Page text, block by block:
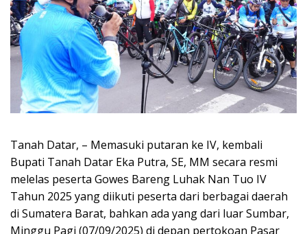
Tanah Datar, – Memasuki putaran ke IV, kembali
Bupati Tanah Datar Eka Putra, SE, MM secara resmi
melelas peserta Gowes Bareng Luhak Nan Tuo IV
Tahun 2025 yang diikuti peserta dari berbagai daerah
di Sumatera Barat, bahkan ada yang dari luar Sumbar,
Minggu Pagi (07/09/2025) di depan pertokoan Pasar